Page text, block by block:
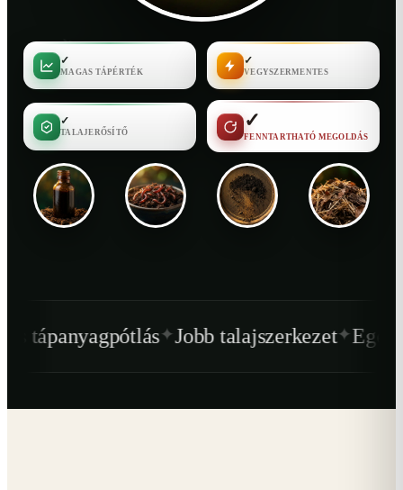
✓
MAGAS TÁPÉRTÉK
✓
VEGYSZERMENTES
✓
TALAJERŐSÍTŐ
✓
FENNTARTHATÓ MEGOLDÁS
✦Jobb talajszerkezet✦Egészségesebb